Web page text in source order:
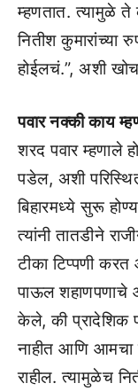
म्हणतात. त्यामुळे
नितीश कुमारांच्या
होईलचं.”, अशी
पवार नक्की काय
शरद पवार म्हणाले
पडेल, अशी
बिहारमध्ये सुरू
त्यांनी तातडीने
टीका टिप्पणी
पाऊल शहाणपणाचे
केले, की प्रादेशिक
नाहीत आणि आमचा
राहील. त्यामुळेच